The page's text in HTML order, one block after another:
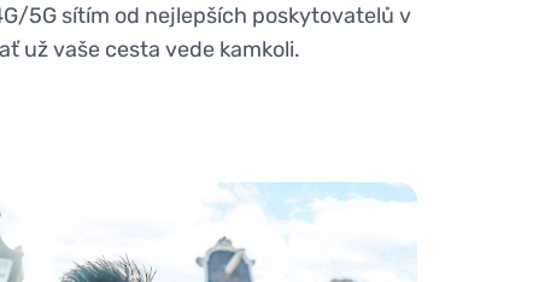
5G sítím od nejlepších poskytovatelů v
už vaše cesta vede kamkoli.